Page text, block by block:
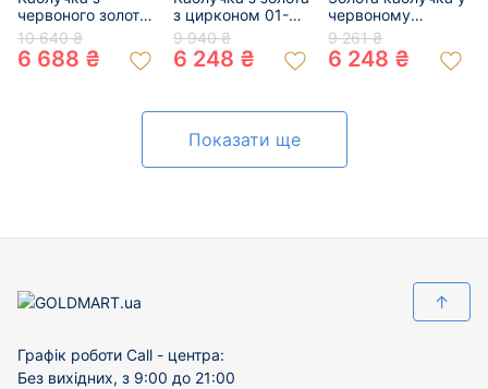
червоного золота
з цирконом
«Серце» 01-
200230602
10 640 ₴
6 688 ₴
з цирконом 01-
200243922
9 940 ₴
6 248 ₴
червоному
кольорі з
цирконом 01-
200371236
9 261 ₴
6 248 ₴
Показати ще
↑
Графік роботи Call - центра:
Без вихідних, з 9:00 до 21:00